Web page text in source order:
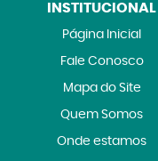
INSTITUCIONAL
Página Inicial
Fale Conosco
Mapa do Site
Quem Somos
Onde estamos